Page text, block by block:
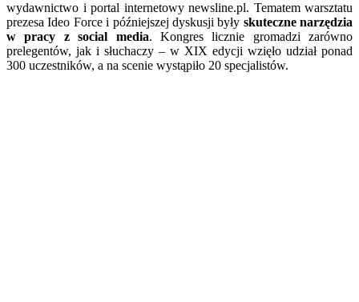
wydawnictwo i portal internetowy newsline.pl. Tematem warsztatu
prezesa Ideo Force i późniejszej dyskusji były skuteczne narzędzia
w pracy zsocial media. Kongres licznie gromadzi zarówno
prelegentów, jak i słuchaczy – w XIX edycji wzięło udział ponad
300 uczestników, a na scenie wystąpiło 20 specjalistów.